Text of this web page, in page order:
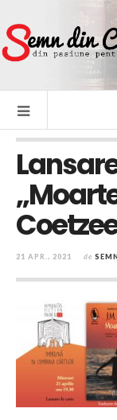
21 APR., 2021 de